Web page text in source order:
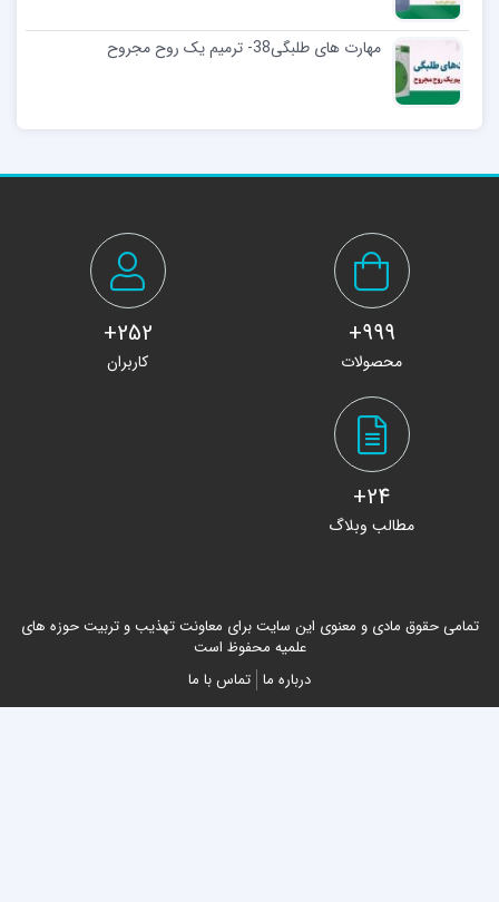
مهارت های طلبگی38- ترمیم یک روح مجروح
999+
محصولات
252+
کاربران
24+
مطالب وبلاگ
تمامی حقوق مادی و معنوی این سایت برای معاونت تهذیب و تربیت حوزه های
علمیه محفوظ است
درباره ما تماس با ما